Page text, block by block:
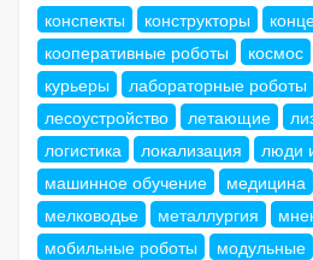
конспекты
конструкторы
кооперативные роботы
космос
курьеры
лабораторные роботы
лесоустройство
летающие
логистика
локализация люди
машинное обучение
медицина
мелководье
металлургия
мобильные роботы
модульные